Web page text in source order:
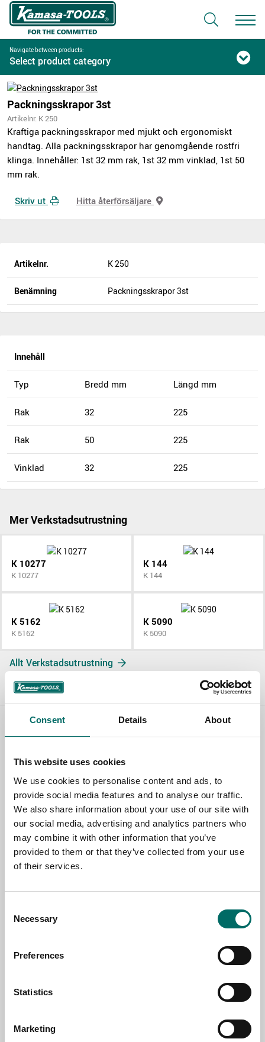
Consent Details About
This website uses cookies
We use cookies to personalise content and ads, to
provide social media features and to analyse our traffic.
We also share information about your use of our site with
our social media, advertising and analytics partners who
may combine it with other information that you’ve
provided to them or that they’ve collected from your use
of their services.
Selection
Necessary
Preferences
Statistics
Marketing
Navigate between products:
Select product category
Packningsskrapor 3st
Artikelnr. K 250
Kraftiga packningsskrapor med mjukt och ergonomiskt
handtag. Alla packningsskrapor har genomgående rostfri
klinga. Innehåller: 1st 32 mm rak, 1st 32 mm vinklad, 1st 50
mm rak.
Skriv ut Hitta återförsäljare
Artikelnr. K 250
Benämning Packningsskrapor 3st
Innehåll
Typ Bredd mm Längd mm
Rak 32 225
Rak 50 225
Vinklad 32 225
Mer Verkstadsutrustning
K 10277
K 10277
K 144
K 144
K 5162
K 5162
K 5090
K 5090
Allt Verkstadsutrustning
Contact us
TOPIC
NAME
EMAIL
MESSAGE (written in english)